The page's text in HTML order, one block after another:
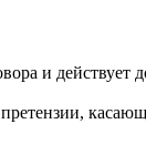
и действует